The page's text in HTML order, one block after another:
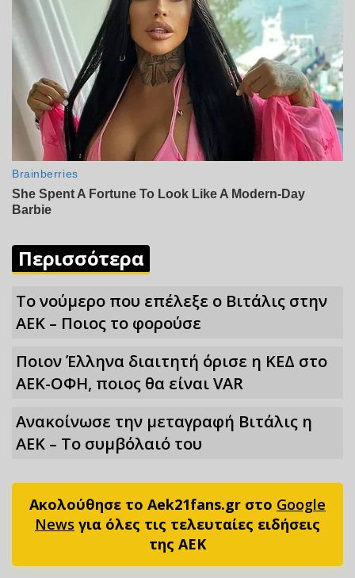
Περισσότερα
Το νούμερο που επέλεξε ο Βιτάλις στην
ΑΕΚ – Ποιος το φορούσε
Ποιον Έλληνα διαιτητή όρισε η ΚΕΔ στο
ΑΕΚ-ΟΦΗ, ποιος θα είναι VAR
Ανακοίνωσε την μεταγραφή Βιτάλις η
ΑΕΚ – Το συμβόλαιό του
Ακολούθησε το Aek21fans.gr στο Google
News για όλες τις τελευταίες ειδήσεις
της ΑΕΚ